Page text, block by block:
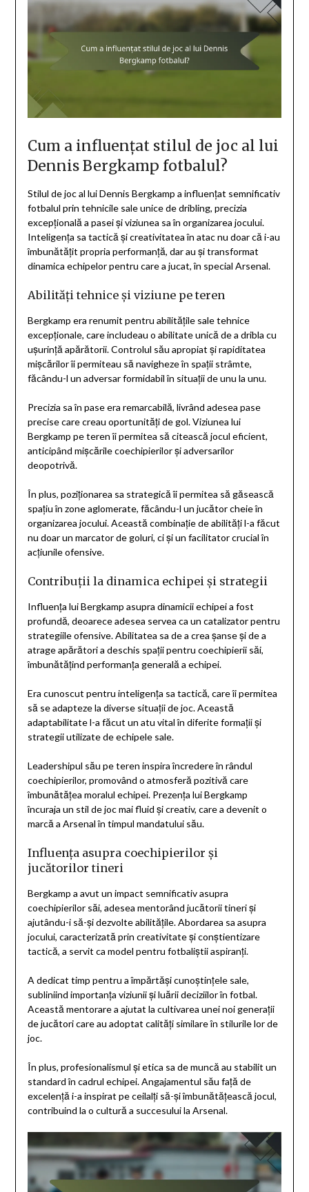
Cum a influențat stilul de joc al lui
Dennis Bergkamp fotbalul?
Stilul de joc al lui Dennis Bergkamp a influențat semnificativ
fotbalul prin tehnicile sale unice de dribling, precizia
excepțională a pasei și viziunea sa în organizarea jocului.
Inteligența sa tactică și creativitatea în atac nu doar că i-au
îmbunătățit propria performanță, dar au și transformat
dinamica echipelor pentru care a jucat, în special Arsenal.
Abilități tehnice și viziune pe teren
Bergkamp era renumit pentru abilitățile sale tehnice
excepționale, care includeau o abilitate unică de a dribla cu
ușurință apărătorii. Controlul său apropiat și rapiditatea
mișcărilor îi permiteau să navigheze în spații strâmte,
făcându-l un adversar formidabil în situații de unu la unu.
Precizia sa în pase era remarcabilă, livrând adesea pase
precise care creau oportunități de gol. Viziunea lui
Bergkamp pe teren îi permitea să citească jocul eficient,
anticipând mișcările coechipierilor și adversarilor
deopotrivă.
În plus, poziționarea sa strategică îi permitea să găsească
spațiu în zone aglomerate, făcându-l un jucător cheie în
organizarea jocului. Această combinație de abilități l-a făcut
nu doar un marcator de goluri, ci și un facilitator crucial în
acțiunile ofensive.
Contribuții la dinamica echipei și strategii
Influența lui Bergkamp asupra dinamicii echipei a fost
profundă, deoarece adesea servea ca un catalizator pentru
strategiile ofensive. Abilitatea sa de a crea șanse și de a
atrage apărători a deschis spații pentru coechipierii săi,
îmbunătățind performanța generală a echipei.
Era cunoscut pentru inteligența sa tactică, care îi permitea
să se adapteze la diverse situații de joc. Această
adaptabilitate l-a făcut un atu vital în diferite formații și
strategii utilizate de echipele sale.
Leadershipul său pe teren inspira încredere în rândul
coechipierilor, promovând o atmosferă pozitivă care
îmbunătățea moralul echipei. Prezența lui Bergkamp
încuraja un stil de joc mai fluid și creativ, care a devenit o
marcă a Arsenal în timpul mandatului său.
Influența asupra coechipierilor și
jucătorilor tineri
Bergkamp a avut un impact semnificativ asupra
coechipierilor săi, adesea mentorând jucătorii tineri și
ajutându-i să-și dezvolte abilitățile. Abordarea sa asupra
jocului, caracterizată prin creativitate și conștientizare
tactică, a servit ca model pentru fotbaliștii aspiranți.
A dedicat timp pentru a împărtăși cunoștințele sale,
subliniind importanța viziunii și luării deciziilor în fotbal.
Această mentorare a ajutat la cultivarea unei noi generații
de jucători care au adoptat calități similare în stilurile lor de
joc.
În plus, profesionalismul și etica sa de muncă au stabilit un
standard în cadrul echipei. Angajamentul său față de
excelență i-a inspirat pe ceilalți să-și îmbunătățească jocul,
contribuind la o cultură a succesului la Arsenal.